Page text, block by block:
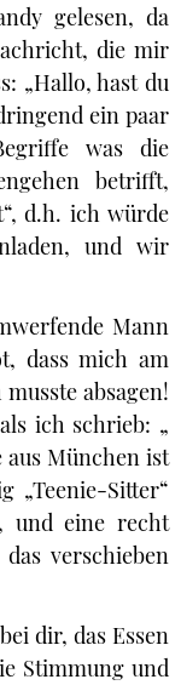
gelesen, da
die mir
„Hallo, hast du
ein paar
was die
betrifft,
d.h. ich würde
und wir
Mann
dass mich am
absagen!
ich schrieb: „
München ist
„Teenie-Sitter“
und eine recht
verschieben
dir, das Essen
Stimmung und